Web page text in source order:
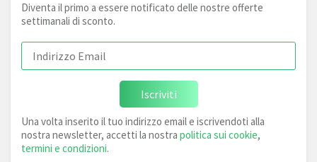
Diventa il primo a essere notificato delle nostre offerte
settimanali di sconto.
Iscriviti
Una volta inserito il tuo indirizzo email e iscrivendoti alla
nostra newsletter, accetti la nostra politica sui cookie,
termini e condizioni.